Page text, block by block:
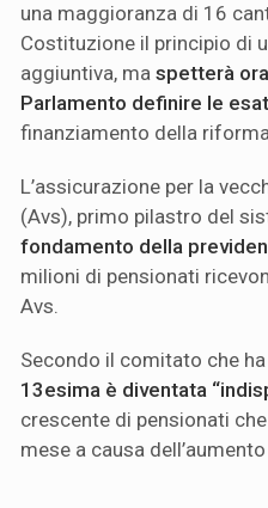
una maggioranza di 16
Costituzione il principio di
aggiuntiva, ma spetterà
Parlamento definire le
finanziamento della
L’assicurazione per la
(Avs), primo pilastro del
fondamento della
milioni di pensionati
Avs.
Secondo il comitato che
13esima è diventata
crescente di pensionati
mese a causa